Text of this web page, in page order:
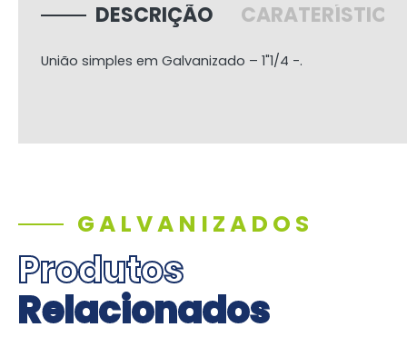
DESCRIÇÃO
União simples em Galvanizado – 1"1/4 -.
GALVANIZADOS
Produtos
Relacionados